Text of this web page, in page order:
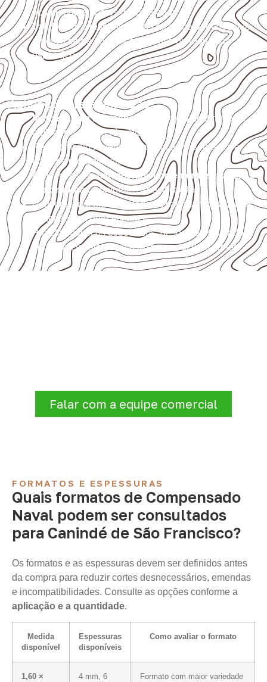
acumulada e apoios desnivelados.
Valide com o responsável técnico qualquer uso que
envolva carga, exposição intensa ou requisitos
específicos.
Aplicações relacionadas
Marcenaria e fabricação de móveisdestinados a
ambientes sujeitos à umidade.
Revestimentos internos, painéis e divisórias para
projetos profissionais.
Aplicações emcarrocerias, implementos, trailers e
motorhomes, conforme especificação.
Uso industrial em embalagens, caixas, montagem e
proteção de equipamentos.
Projetos náuticos específicos, desde que validados
pela ficha técnica e pelo responsável pelo projeto.
Falar com a equipe comercial
FORMATOS E ESPESSURAS
Quais formatos de Compensado
Naval podem ser consultados
para Canindé de São Francisco?
Os formatos e as espessuras devem ser definidos antes
da compra para reduzir cortes desnecessários, emendas
e incompatibilidades. Consulte as opções conforme a
aplicação e a quantidade.
Medida
disponível
Espessuras
disponíveis
Como avaliar o formato
1,60 ×
4 mm, 6
Formato com maior variedade